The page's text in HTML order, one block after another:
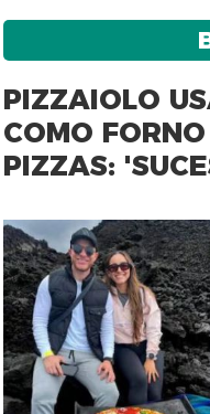
PIZZAIOLO
COMO
PIZZAS: